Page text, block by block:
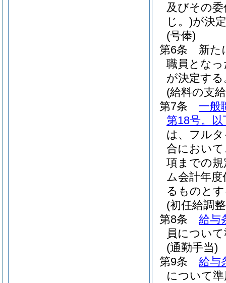
及びその
じ。)が決
(号俸)
第6条
新た
職員とな
が決定する
(給料の支
第7条
一般
第18号。
は、フル
合において
項までの
ム会計年
るものと
(初任給調
第8条
給与
員につい
(通勤手当)
第9条
給与
について